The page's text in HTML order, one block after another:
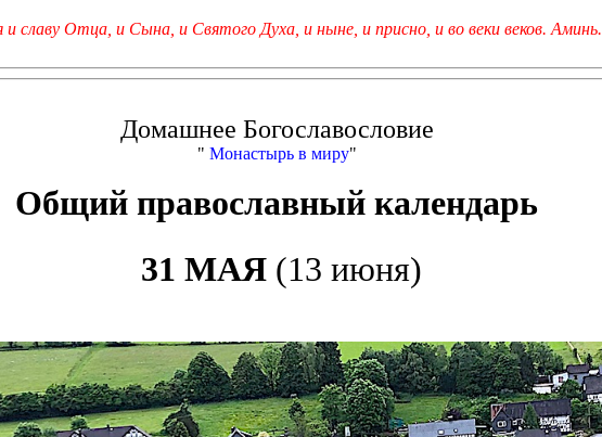
и славу Отца, и Сына, и Святого Духа, и ныне, и присно, и во веки веков. Аминь.
Домашнее Богославословие
" Монастырь в миру"
Общий православный календарь
31 МАЯ(13 июня)